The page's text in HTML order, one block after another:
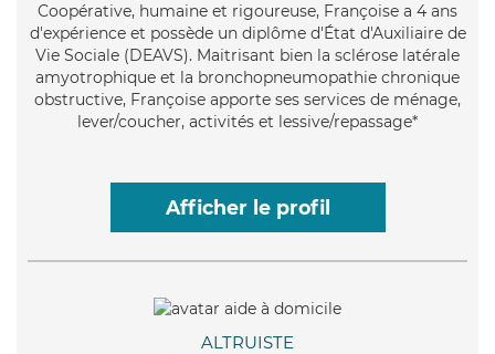
Coopérative, humaine et rigoureuse, Françoise a 4 ans
d'expérience et possède un diplôme d'État d'Auxiliaire de
Vie Sociale (DEAVS). Maitrisant bien la sclérose latérale
amyotrophique et la bronchopneumopathie chronique
obstructive, Françoise apporte ses services de ménage,
lever/coucher, activités et lessive/repassage*
Afficher le profil
ALTRUISTE